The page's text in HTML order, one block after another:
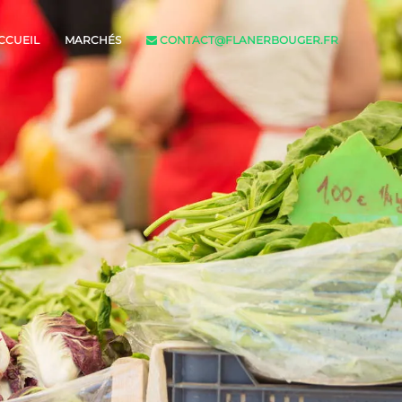
MARCHÉS CONTACT@FLANERBOUGER.FR